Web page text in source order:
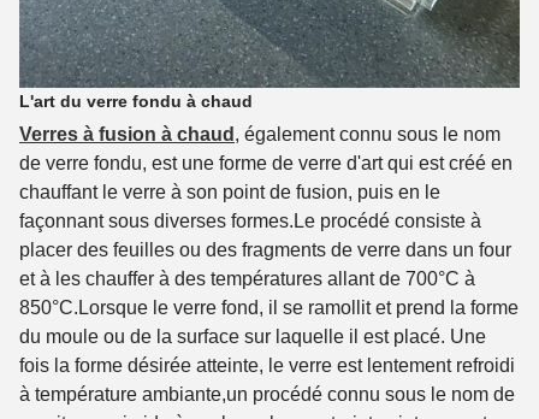
L'art du verre fondu à chaud
Verres à fusion à chaud , également connu sous le nom
de verre fondu, est une forme de verre d'art qui est créé en
chauffant le verre à son point de fusion, puis en le
façonnant sous diverses formes.Le procédé consiste à
placer des feuilles ou des fragments de verre dans un four
et à les chauffer à des températures allant de 700°C à
850°C.Lorsque le verre fond, il se ramollit et prend la forme
du moule ou de la surface sur laquelle il est placé. Une
fois la forme désirée atteinte, le verre est lentement refroidi
à température ambiante,un procédé connu sous le nom de